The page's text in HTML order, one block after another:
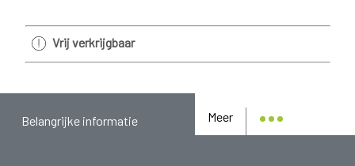
Vrij verkrijgbaar
Meer
Belangrijke informatie